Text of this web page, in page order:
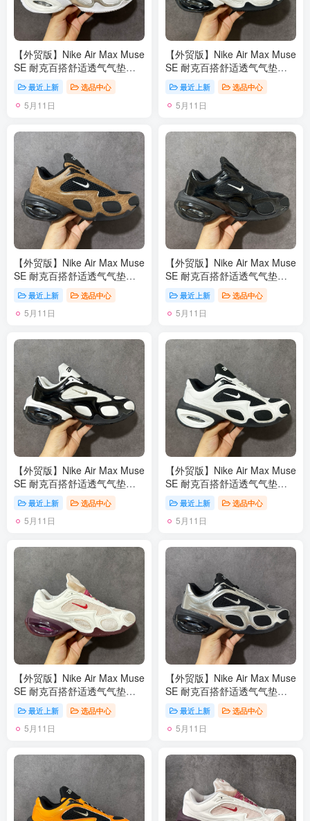
【外贸版】Nike Air Max Muse
SE 耐克百搭舒适透气气垫休
闲跑步鞋 FV1920 尺码：36-
45 最近上新 选品中心
5月11日
【外贸版】Nike Air Max Muse
SE 耐克百搭舒适透气气垫休
闲跑步鞋 FV1920 尺码：36-
45 最近上新 选品中心
5月11日
【外贸版】Nike Air Max Muse
SE 耐克百搭舒适透气气垫休
闲跑步鞋 FV1920 尺码：36-
45 最近上新 选品中心
5月11日
【外贸版】Nike Air Max Muse
SE 耐克百搭舒适透气气垫休
闲跑步鞋 FV1920 尺码：36-
45 最近上新 选品中心
5月11日
【外贸版】Nike Air Max Muse
SE 耐克百搭舒适透气气垫休
闲跑步鞋 FV1920 尺码：36-
45 最近上新 选品中心
5月11日
【外贸版】Nike Air Max Muse
SE 耐克百搭舒适透气气垫休
闲跑步鞋 FV1920 尺码：36-
45 最近上新 选品中心
5月11日
【外贸版】Nike Air Max Muse
SE 耐克百搭舒适透气气垫休
闲跑步鞋 FV1920 尺码：36-
45 最近上新 选品中心
5月11日
【外贸版】Nike Air Max Muse
SE 耐克百搭舒适透气气垫休
闲跑步鞋 FV1920 尺码：36-
45 最近上新 选品中心
5月11日